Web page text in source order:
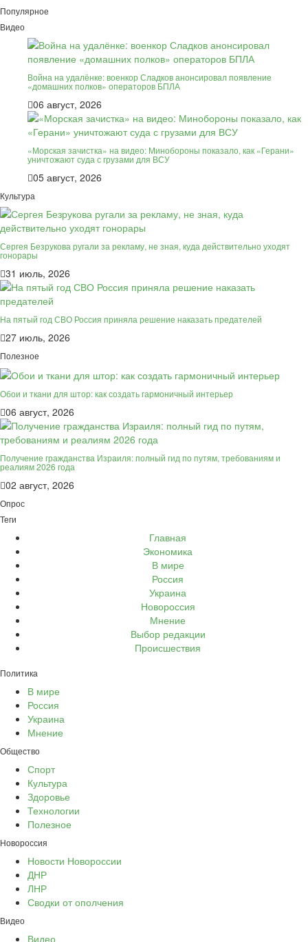
Популярное
Видео
Война на удалёнке: военкор Сладков анонсировал появление
«домашних полков» операторов БПЛА
06 август, 2026
«Морская зачистка» на видео: Минобороны показало, как «Герани»
уничтожают суда с грузами для ВСУ
05 август, 2026
Культура
Сергея Безрукова ругали за рекламу, не зная, куда действительно уходят
гонорары
31 июль, 2026
На пятый год СВО Россия приняла решение наказать предателей
27 июль, 2026
Полезное
Обои и ткани для штор: как создать гармоничный интерьер
06 август, 2026
Получение гражданства Израиля: полный гид по путям, требованиям и
реалиям 2026 года
02 август, 2026
Опрос
Теги
Главная
Экономика
В мире
Россия
Украина
Новороссия
Мнение
Выбор редакции
Происшествия
Политика
В мире
Россия
Украина
Мнение
Общество
Спорт
Культура
Здоровье
Технологии
Полезное
Новороссия
Новости Новороссии
ДНР
ЛНР
Сводки от ополчения
Видео
Видео